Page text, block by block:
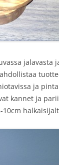
ja
kannet ja